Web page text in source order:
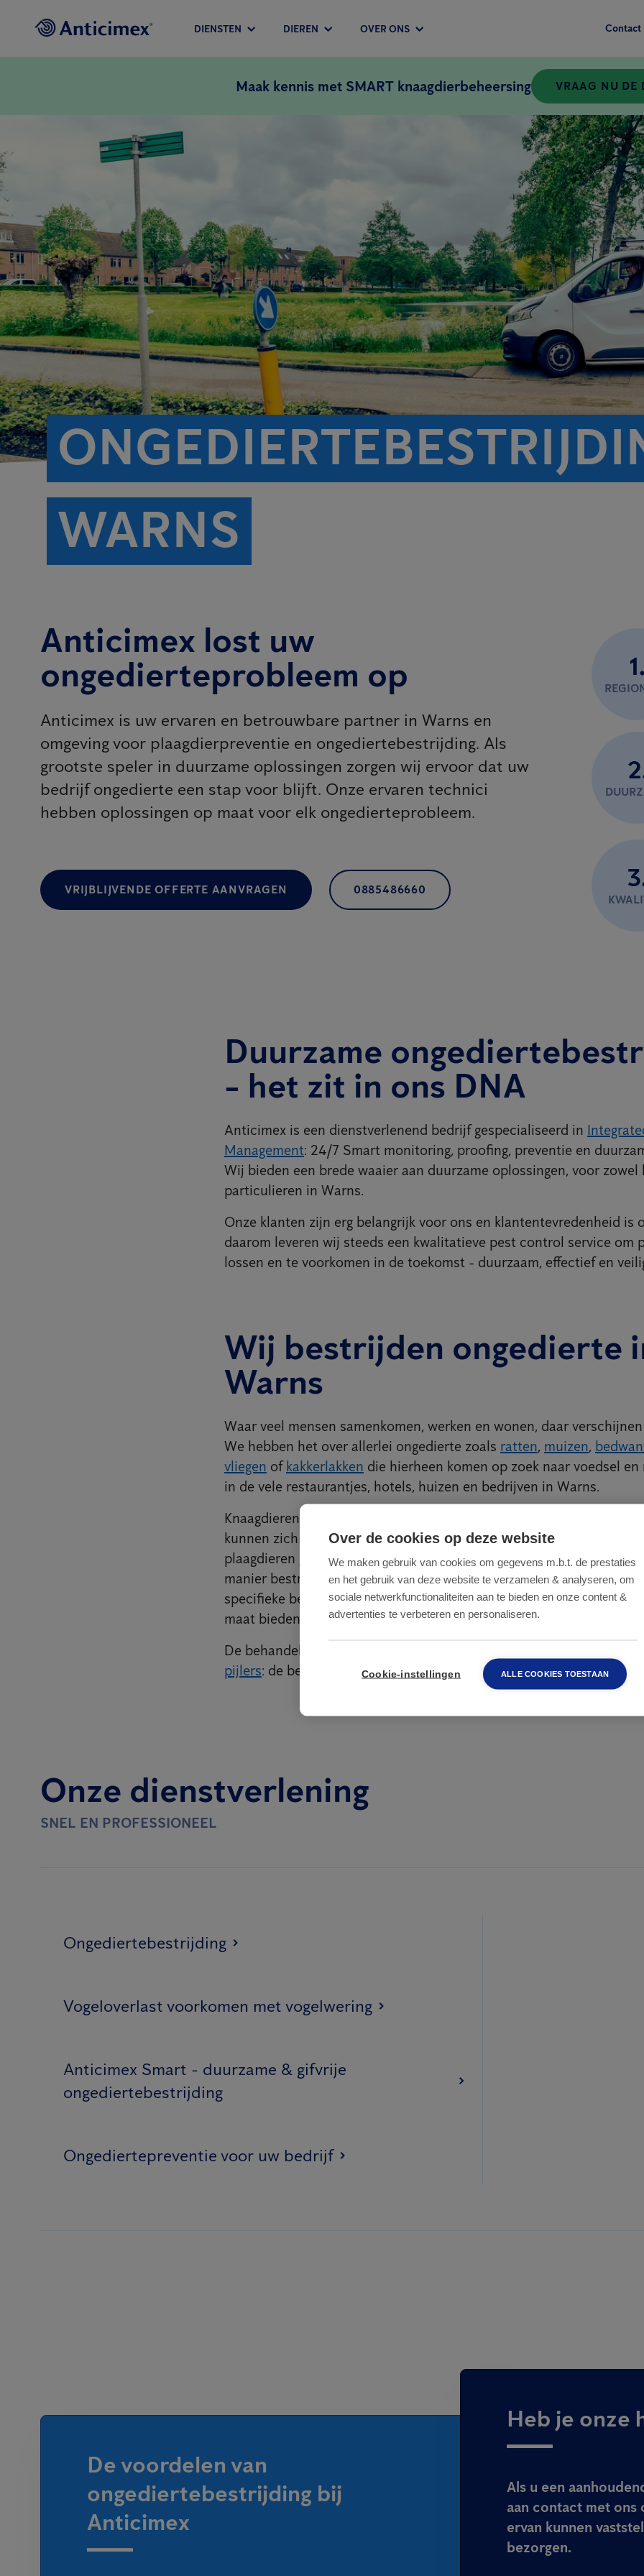
DIENSTEN DIEREN OVER ONS Contact
Maak kennis met SMART knaagdierbeheersing VRAAG NU DE
WARNS
Anticimex lost uw
ongedierteprobleem op
Anticimex is uw ervaren en betrouwbare partner in Warns en
omgeving voor plaagdierpreventie en ongediertebestrijding. Als
grootste speler in duurzame oplossingen zorgen wij ervoor dat uw
bedrijf ongedierte een stap voor blijft. Onze ervaren technici
hebben oplossingen op maat voor elk ongedierteprobleem.
VRIJBLIJVENDE OFFERTE AANVRAGEN 0885486660
1.
Duurzame
- het zit in ons DNA
Anticimex is een dienstverlenend bedrijf gespecialiseerd in
Management: 24/7 Smart monitoring, proofing, preventie en
Wij bieden een brede waaier aan duurzame oplossingen, voor zowel
particulieren in Warns.
Onze klanten zijn erg belangrijk voor ons en klantentevredenheid is
daarom leveren wij steeds een kwalitatieve pest control service om
lossen en te voorkomen in de toekomst - duurzaam, effectief en
Wij bestrijden ongedierte
Warns
Waar veel mensen samenkomen, werken en wonen, daar
We hebben het over allerlei ongedierte zoals ratten, muizen,
vliegen ofkakkerlakken die hierheen komen op zoek naar voedsel en
in de vele restaurantjes, hotels, huizen en bedrijven in Warns.
Knaagdieren kunnen ziektes verspreiden, vliegen bevuilen voeding
kunnen zich nestelen op warme plekjes en uw zaak imagoschade
plaagdieren gedragen zich op specifieke wijze en moeten bijgevolg
manier bestreden worden. Door grondige kennis van de te
specifieke bestrijdingswijzen kunnen we voor elke ongedierteplaag
maat bieden.
De behandeling van Anticimex voor de bestrijding van ongedierte in
pijlers: de bescherming van de gezondheid van de mens en het milieu.
Onze dienstverlening
SNEL EN PROFESSIONEEL
Ongediertebestrijding
Vogeloverlast voorkomen met vogelwering
Anticimex Smart - duurzame & gifvrije
ongediertebestrijding
Ongediertepreventie voor uw bedrijf
De voordelen van
ongediertebestrijding bij
Anticimex
Heb je onze
Als u een
aan contact met ons
ervan kunnen
bezorgen.
Over de cookies op deze website
We maken gebruik van cookies om gegevens m.b.t. de prestaties
en het gebruik van deze website te verzamelen & analyseren, om
sociale netwerkfunctionaliteiten aan te bieden en onze content &
advertenties te verbeteren en personaliseren.
Cookie-instellingen ALLE COOKIES TOESTAAN